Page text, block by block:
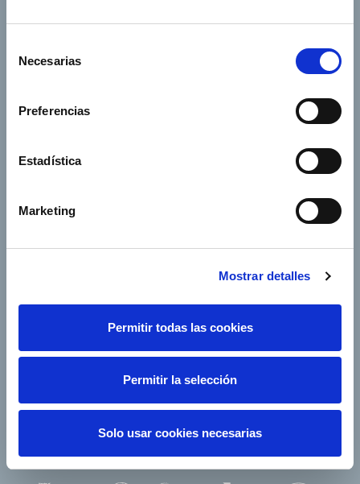
Necesarias
Preferencias
Estadística
Marketing
Mostrar detalles
Permitir todas las cookies
Permitir la selección
Solo usar cookies necesarias
investors
Corporate Governance
Shareholders’ Meeting
Follow us